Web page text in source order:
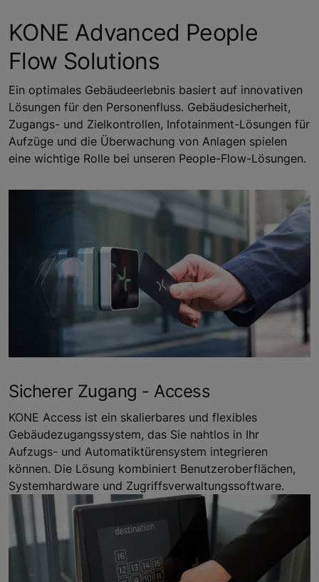
KONE Advanced People
Flow Solutions
Ein optimales Gebäudeerlebnis basiert auf innovativen
Lösungen für den Personenfluss. Gebäudesicherheit,
Zugangs- und Zielkontrollen, Infotainment-Lösungen für
Aufzüge und die Überwachung von Anlagen spielen
eine wichtige Rolle bei unseren People-Flow-Lösungen.
Sicherer Zugang - Access
KONE Access ist ein skalierbares und flexibles
Gebäudezugangssystem, das Sie nahtlos in Ihr
Aufzugs- und Automatiktürensystem integrieren
können. Die Lösung kombiniert Benutzeroberflächen,
Systemhardware und Zugriffsverwaltungssoftware.